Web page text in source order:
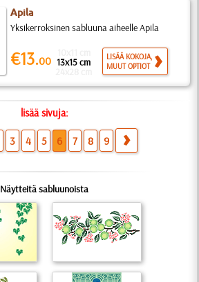
Apila
Yksikerroksinen sabluuna aiheelle Apila
€13.00 13x15 cm
LISÄÄ KOKOJA,
MUUT OPTIOT
lisää sivuja:
3 4 5 6 7 8 9
Näytteitä sabluunoista